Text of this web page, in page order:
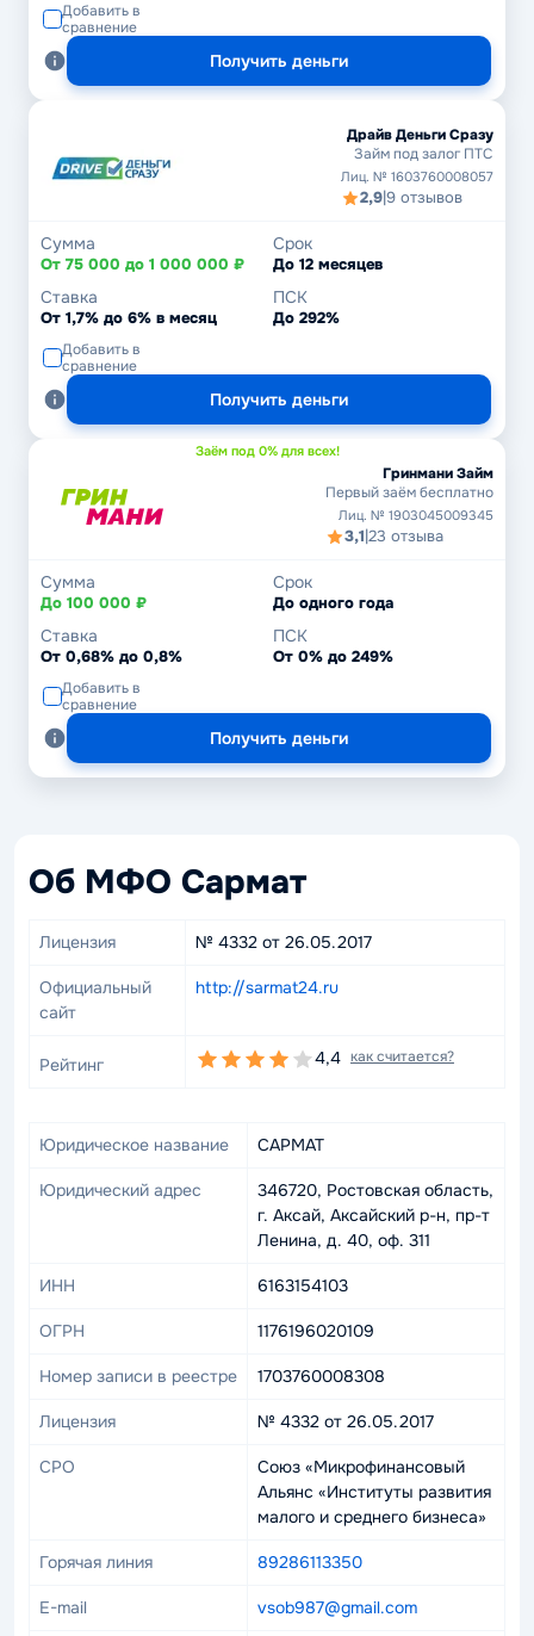
Добавить в
сравнение
Получить деньги
Драйв Деньги Сразу
Займ под залог ПТС
Лиц. № 1603760008057
2,9|9 отзывов
Сумма
От 75 000 до 1 000 000 ₽
Срок
До 12 месяцев
Ставка
От 1,7% до 6% в месяц
ПСК
До 292%
Добавить в
сравнение
Получить деньги
Заём под 0% для всех!
Гринмани Займ
Первый заём бесплатно
Лиц. № 1903045009345
3,1|23 отзыва
Сумма
До 100 000 ₽
Срок
До одного года
Ставка
От 0,68% до 0,8%
ПСК
От 0% до 249%
Добавить в
сравнение
Получить деньги
Об МФО Сармат
Лицензия № 4332 от 26.05.2017
Официальный
сайт
http://sarmat24.ru
Рейтинг 4,4 как считается?
Юридическое название САРМАТ
Юридический адрес
346720, Ростовская область,
г. Аксай, Аксайский р-н, пр-т
Ленина, д. 40, оф. 311
ИНН 6163154103
ОГРН 1176196020109
Номер записи в реестре 1703760008308
Лицензия № 4332 от 26.05.2017
СРО
Союз «Микрофинансовый
Альянс «Институты развития
малого и среднего бизнеса»
Горячая линия 89286113350
E-mail vsob987@gmail.com